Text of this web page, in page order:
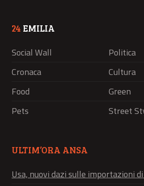
24 EMILIA
Social Wall
Politica
Cronaca
Cultura
Food
Green
Pets
Street
ULTIM’ORA ANSA
Usa, nuovi dazi sulle importazioni